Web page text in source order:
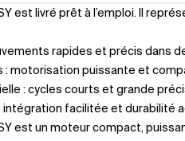
est livré prêt à l’emploi. Il
rapides et précis dans
: motorisation puissante et
: cycles courts et grande
intégration facilitée et durabilité
est un moteur compact,